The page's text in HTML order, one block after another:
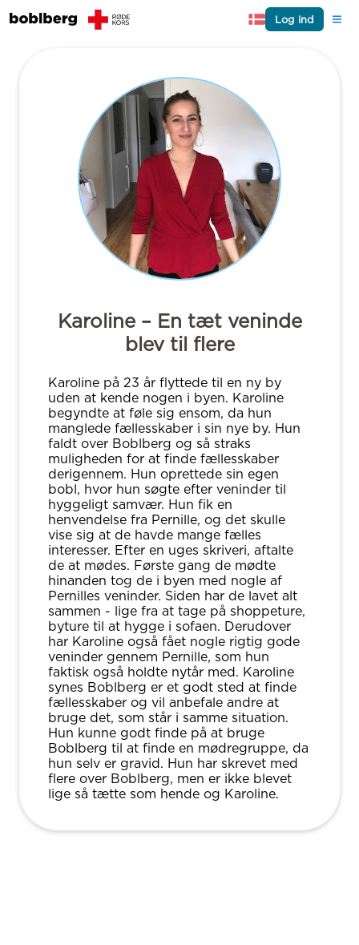
Log ind
Karoline – En tæt veninde
blev til flere
Karoline på 23 år flyttede til en ny by
uden at kende nogen i byen. Karoline
begyndte at føle sig ensom, da hun
manglede fællesskaber i sin nye by. Hun
faldt over Boblberg og så straks
muligheden for at finde fællesskaber
derigennem. Hun oprettede sin egen
bobl, hvor hun søgte efter veninder til
hyggeligt samvær. Hun fik en
henvendelse fra Pernille, og det skulle
vise sig at de havde mange fælles
interesser. Efter en uges skriveri, aftalte
de at mødes. Første gang de mødte
hinanden tog de i byen med nogle af
Pernilles veninder. Siden har de lavet alt
sammen - lige fra at tage på shoppeture,
byture til at hygge i sofaen. Derudover
har Karoline også fået nogle rigtig gode
veninder gennem Pernille, som hun
faktisk også holdte nytår med. Karoline
synes Boblberg er et godt sted at finde
fællesskaber og vil anbefale andre at
bruge det, som står i samme situation.
Hun kunne godt finde på at bruge
Boblberg til at finde en mødregruppe, da
hun selv er gravid. Hun har skrevet med
flere over Boblberg, men er ikke blevet
lige så tætte som hende og Karoline.